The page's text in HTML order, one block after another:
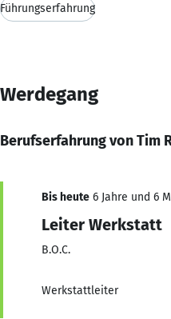
Führungserfahrung
Werdegang
Berufserfahrung von Tim
Bis heute 6 Jahre und 6
Leiter Werkstatt
B.O.C.
Werkstattleiter